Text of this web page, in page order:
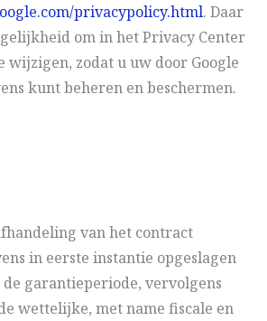
privacypolicy.html. Daar
om in het Privacy Center
zodat u uw door Google
kunt beheren en beschermen.
van het contract
in eerste instantie opgeslagen
garantieperiode, vervolgens
wettelijke, met name fiscale en